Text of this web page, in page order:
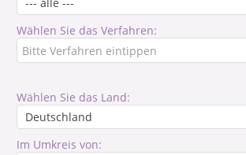
Wählen Sie das Verfahren:
Wählen Sie das Land:
Im Umkreis von: